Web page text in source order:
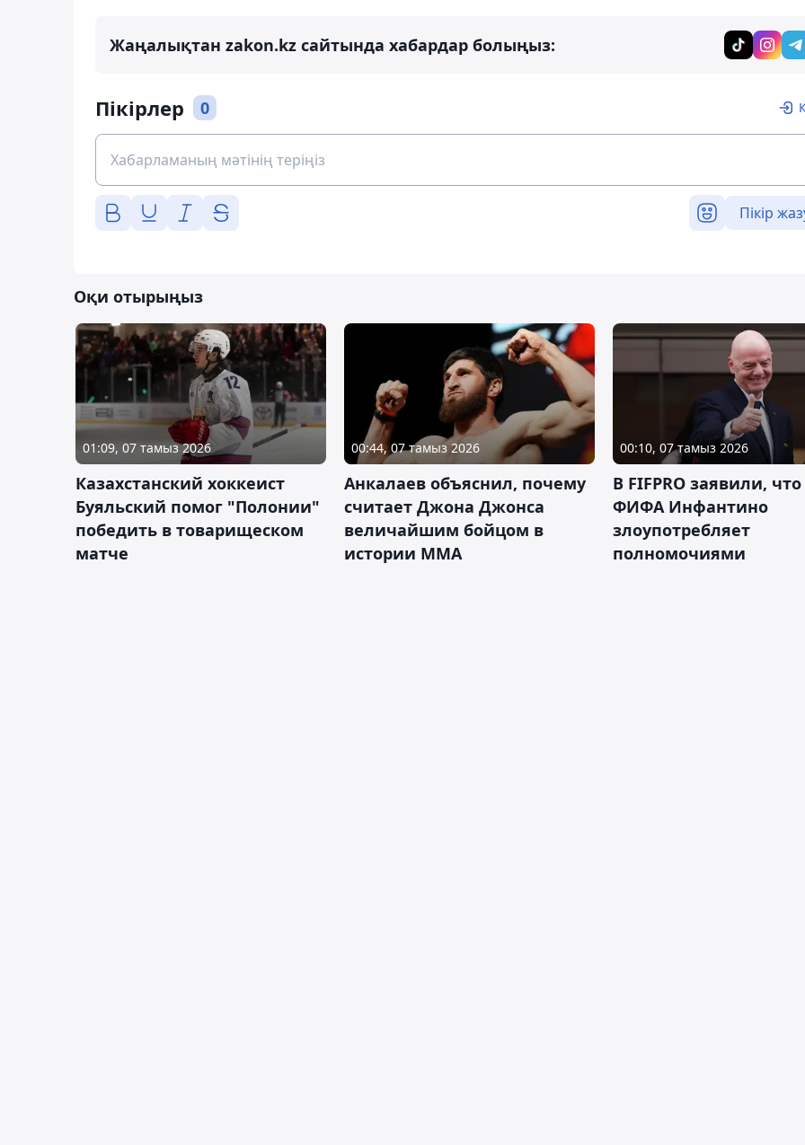
Жаңалықтан zakon.kz сайтында хабардар болыңыз:
Пікірлер 0
Пікір
Оқи отырыңыз
01:09, 07 тамыз 2026
Казахстанский хоккеист
Буяльский помог "Полонии"
победить в товарищеском
матче
00:44, 07 тамыз 2026
Анкалаев объяснил, почему
считает Джона Джонса
величайшим бойцом в
истории ММА
00:10, 07 тамыз 2026
В FIFPRO заявили,
ФИФА Инфантино
злоупотребляет
полномочиями